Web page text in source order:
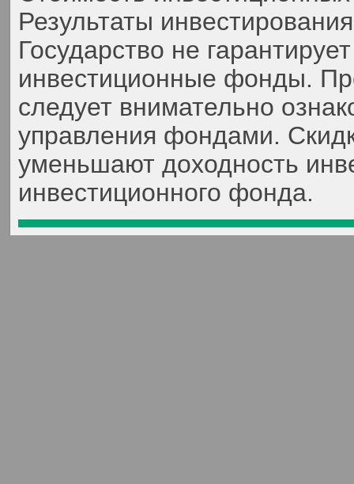
Результаты
Государство не
инвестиционные фонды.
следует внимательно
управления фондами.
уменьшают доходность
инвестиционного фонда.